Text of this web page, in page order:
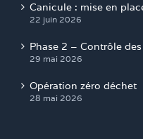
Canicule : mise en
22 juin 2026
Phase 2 – Contrôle des
29 mai 2026
Opération zéro déchet
28 mai 2026